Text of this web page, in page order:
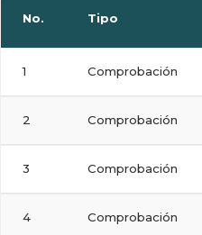
No. Tipo
1 Comprobación
2 Comprobación
3 Comprobación
4 Comprobación